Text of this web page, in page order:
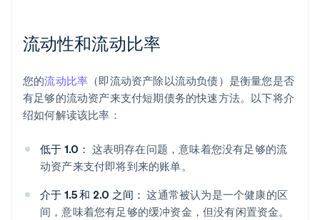
流动性和流动比率
您的流动比率 （即流动资产除以流动负债）是衡量您是否
有足够的流动资产来支付短期债务的快速方法。以下将介
绍如何解读该比率：
低于 1.0： 这表明存在问题，意味着您没有足够的流
动资产来支付即将到来的账单。
介于 1.5 和 2.0 之间： 这通常被认为是一个健康的区
间，意味着您有足够的缓冲资金，但没有闲置资金。